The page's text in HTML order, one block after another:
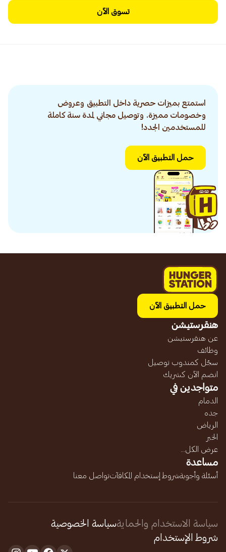
تسوق الآن
استمتع بميزات حصرية داخل التطبيق وعروض
وخصومات مميزة. وتوصيل مجاني لمدة سنة كاملة
للمستخدمين الجدد!
حمل التطبيق الآن
حمل التطبيق الآن
هنقرستيشن
عن هنقرستيشن
وظائف
سجّل كمندوب توصيل
انضم الآن كشريك
متواجدين في
الدمام
جده
الرياض
الخبر
عرض الكل...
مساعدة
أسئلة وأجوبةشروط إستخدام المكافآتتواصل معنا
سياسة الاستخدام والحمايةسياسة الخصوصية
شروط الإستخدام